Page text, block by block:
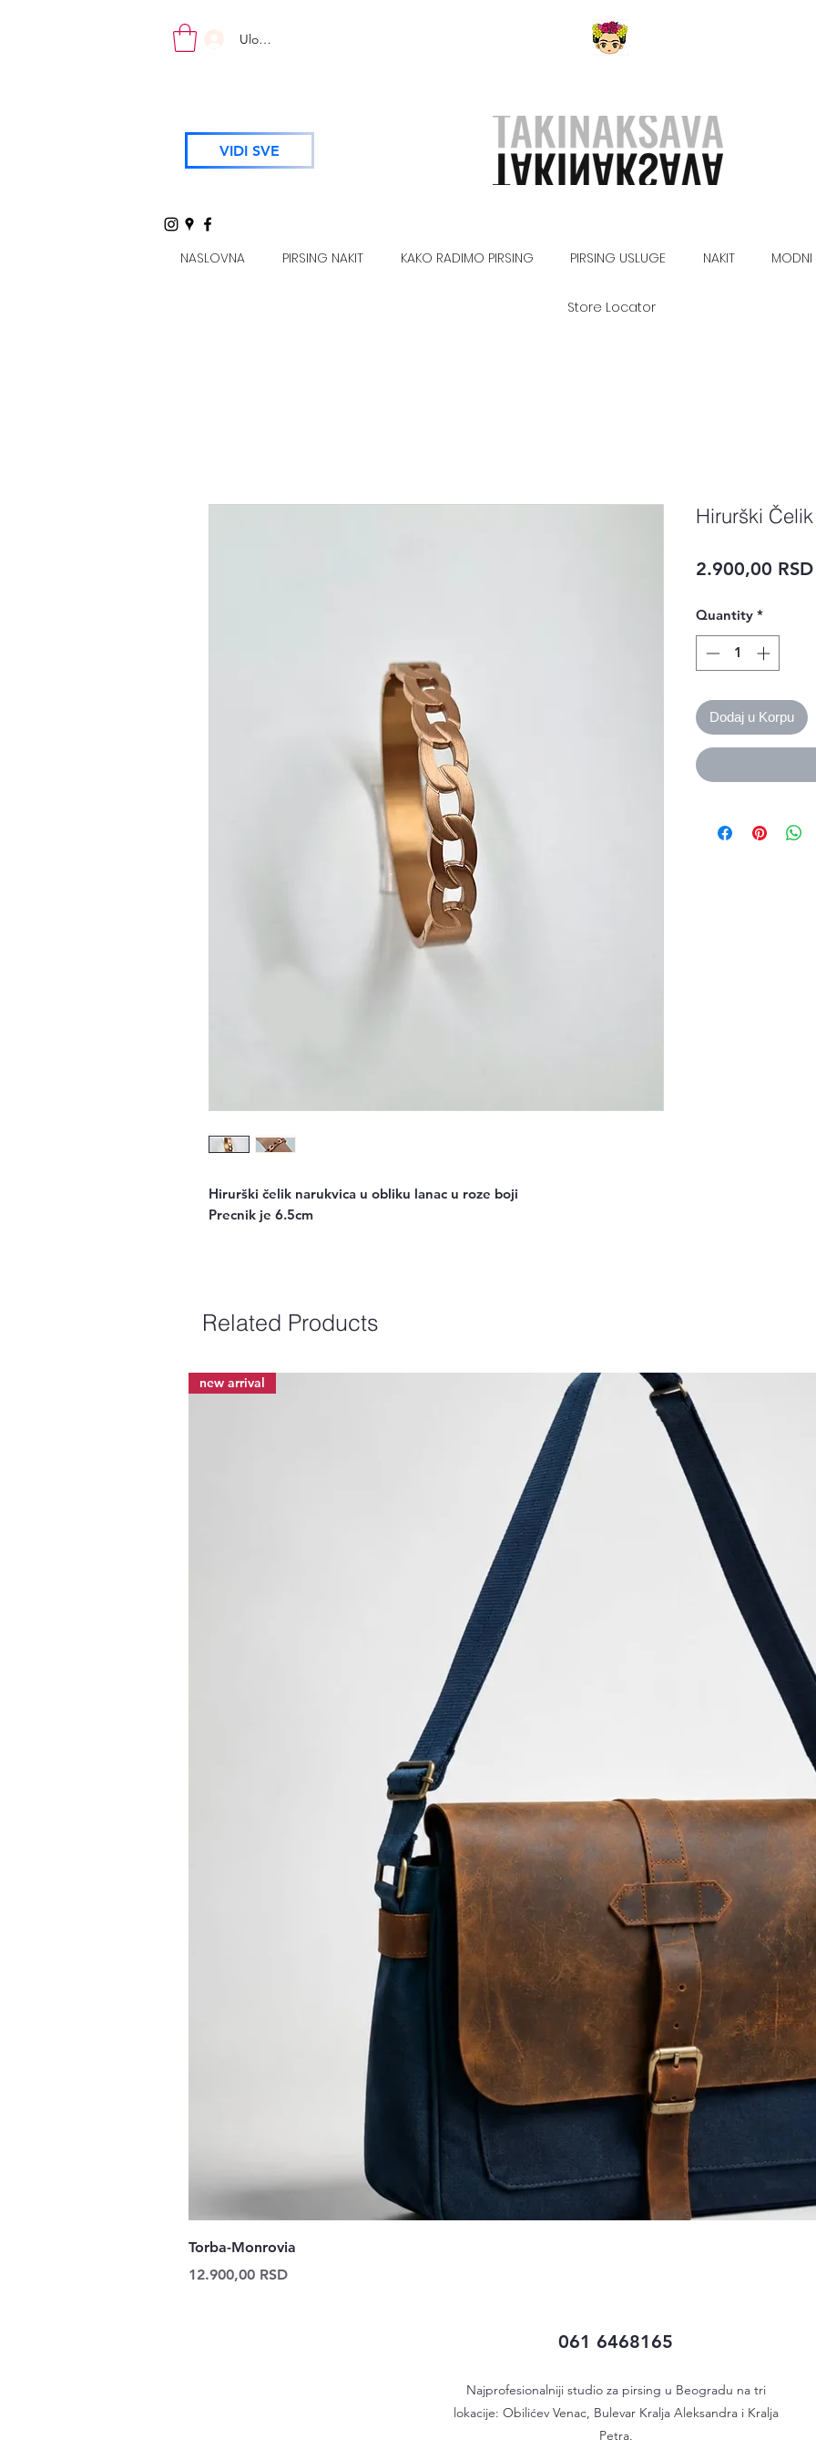
Uloguj se
VIDI SVE
NASLOVNA PIRSING NAKIT KAKO RADIMO PIRSING PIRSING USLUGE NAKIT MODNI
Store Locator
Hirurški čelik narukvica u obliku lanac u roze boji
Precnik je 6.5cm
Hirurški
2.900,00 RSD
Quantity *
Dodaj u Korpu
Related Products
new arrival
Torba-Monrovia
Price
12.900,00 RSD
061 6468165
Najprofesionalniji studio za pirsing u Beogradu na tri
lokacije: Obilićev Venac, Bulevar Kralja Aleksandra i Kralja
Petra.